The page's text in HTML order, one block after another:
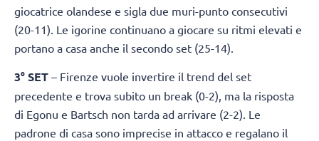
giocatrice olandese e sigla due muri-punto consecutivi
(20-11). Le igorine continuano a giocare su ritmi elevati e
portano a casa anche il secondo set (25-14).
3° SET – Firenze vuole invertire il trend del set
precedente e trova subito un break (0-2), ma la risposta
di Egonu e Bartsch non tarda ad arrivare (2-2). Le
padrone di casa sono imprecise in attacco e regalano il